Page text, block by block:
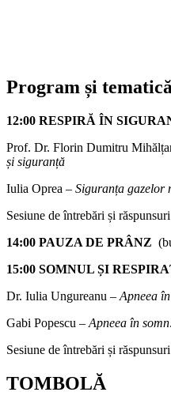
Program și tematică
12:00 RESPIRĂ ÎN
Prof. Dr. Florin Dumitru
și siguranță
Iulia Oprea – Siguranța gazelor
Sesiune de întrebări și răspunsuri
14:00 PAUZA DE PRÂNZ
15:00 SOMNUL ȘI
Dr. Iulia Ungureanu – Apneea
Gabi Popescu – Apneea în
Sesiune de întrebări și răspunsuri
TOMBOLĂ